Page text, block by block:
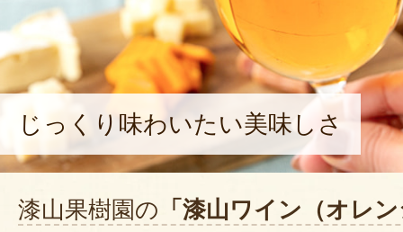
じっくり味わいたい美味しさ
漆山果樹園の 「漆山ワイン（オレ